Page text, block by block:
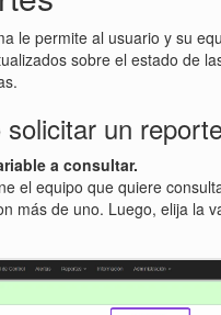
le permite al usuario y su
sobre el estado de
solicitar un
a consultar.
el equipo que quiere
más de uno. Luego, elija la